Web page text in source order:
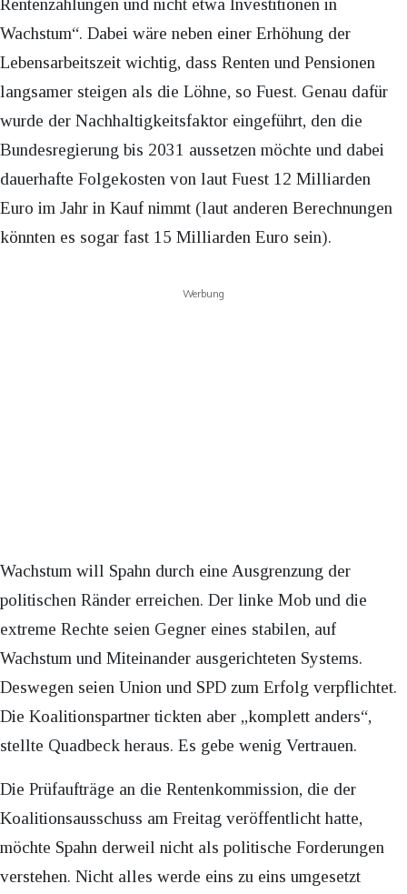
Rentenzahlungen und nicht etwa Investitionen in
Wachstum“. Dabei wäre neben einer Erhöhung der
Lebensarbeitszeit wichtig, dass Renten und Pensionen
langsamer steigen als die Löhne, so Fuest. Genau dafür
wurde der Nachhaltigkeitsfaktor eingeführt, den die
Bundesregierung bis 2031 aussetzen möchte und dabei
dauerhafte Folgekosten von laut Fuest 12 Milliarden
Euro im Jahr in Kauf nimmt (laut anderen Berechnungen
könnten es sogar fast 15 Milliarden Euro sein).
Werbung
Wachstum will Spahn durch eine Ausgrenzung der
politischen Ränder erreichen. Der linke Mob und die
extreme Rechte seien Gegner eines stabilen, auf
Wachstum und Miteinander ausgerichteten Systems.
Deswegen seien Union und SPD zum Erfolg verpflichtet.
Die Koalitionspartner tickten aber „komplett anders“,
stellte Quadbeck heraus. Es gebe wenig Vertrauen.
Die Prüfaufträge an die Rentenkommission, die der
Koalitionsausschuss am Freitag veröffentlicht hatte,
möchte Spahn derweil nicht als politische Forderungen
verstehen. Nicht alles werde eins zu eins umgesetzt